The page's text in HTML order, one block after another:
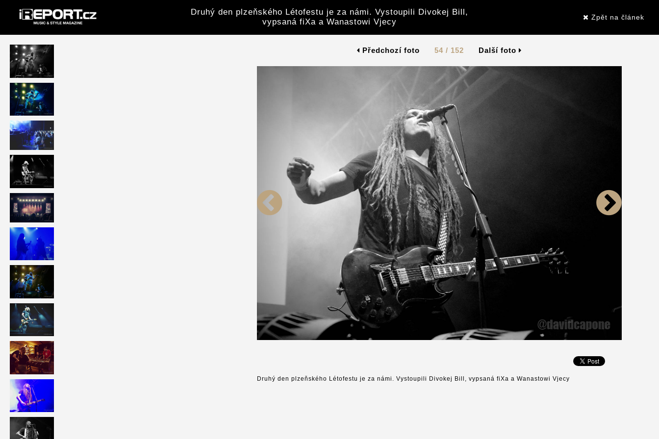
Druhý den plzeňského Létofestu je za námi. Vystoupili Divokej Bill,
vypsaná fiXa a Wanastowi Vjecy
Zpět na článek
Předchozí foto 54 / 152 Další foto
Druhý den plzeňského Létofestu je za námi. Vystoupili Divokej Bill, vypsaná fiXa a Wanastowi Vjecy